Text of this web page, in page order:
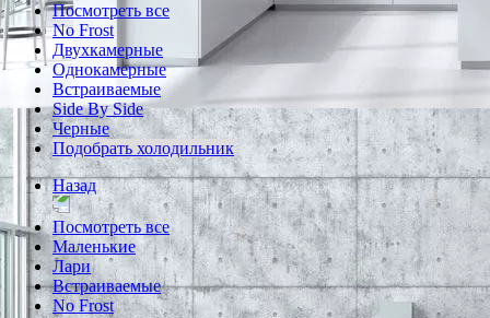
Посмотреть все
No Frost
Двухкамерные
Однокамерные
Встраиваемые
Side By Side
Черные
Подобрать холодильник
Назад
Посмотреть все
Маленькие
Лари
Встраиваемые
No Frost